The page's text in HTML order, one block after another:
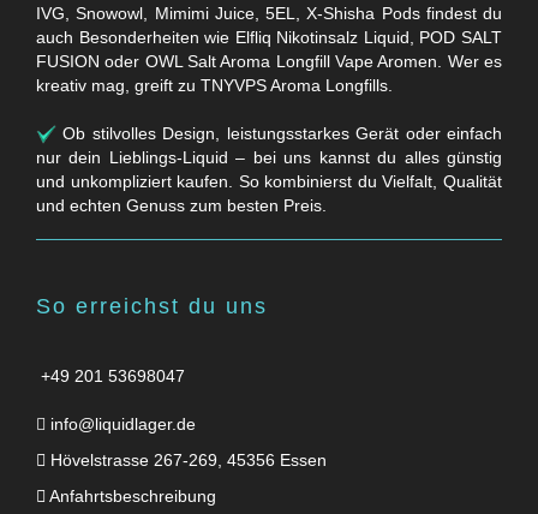
IVG, Snowowl, Mimimi Juice, 5EL, X-Shisha Pods findest du
auch Besonderheiten wie Elfliq Nikotinsalz Liquid, POD SALT
FUSION oder OWL Salt Aroma Longfill Vape Aromen. Wer es
kreativ mag, greift zu TNYVPS Aroma Longfills.
Ob stilvolles Design, leistungsstarkes Gerät oder einfach
nur dein Lieblings-Liquid – bei uns kannst du alles günstig
und unkompliziert kaufen. So kombinierst du Vielfalt, Qualität
und echten Genuss zum besten Preis.
So erreichst du uns
+49 201 53698047
info@liquidlager.de
Hövelstrasse 267-269, 45356 Essen
Anfahrtsbeschreibung